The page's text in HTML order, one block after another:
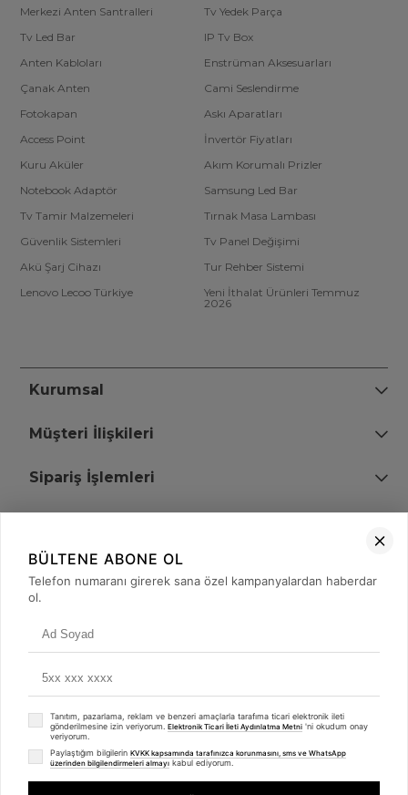
Merkezi Anten Santralleri
Tv Yedek Parça
Tv Led Bar
IP Tv Box
Anten Kabloları
Enstrüman Aksesuarları
Çanak Anten
Cami Seslendirme
Fotokapan
Askı Aparatları
Access Point
İnvertör Fiyatları
Kuru Aküler
Akım Korumalı Prizler
Notebook Adaptör
Samsung Led Bar
Tv Tamir Malzemeleri
Tırnak Masa Lambası
Güvenlik Sistemleri
Tv Panel Değişimi
Akü Şarj Cihazı
Tur Rehber Sistemi
Lenovo Lecoo Türkiye
Yeni İthalat Ürünleri Temmuz
2026
Kurumsal
Müşteri İlişkileri
Sipariş İşlemleri
+90 (850) 473 08 08
© 2008 - 2026merterelektronik.com
Whatsapp
BÜLTENE ABONE OL
Telefon numaranı girerek sana özel kampanyalardan haberdar
ol.
Tanıtım, pazarlama, reklam ve benzeri amaçlarla tarafıma ticari elektronik ileti
gönderilmesine izin veriyorum. Elektronik Ticari İleti Aydınlatma Metni 'ni okudum onay
veriyorum.
Paylaştığım bilgilerin KVKK kapsamında tarafınızca korunmasını, sms ve WhatsApp
üzerinden bilgilendirmeleri almayı kabul ediyorum.